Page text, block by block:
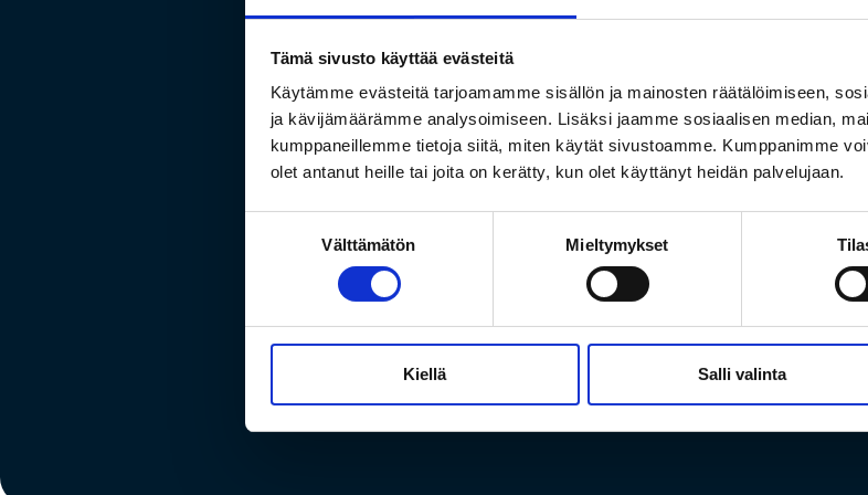
Tämä sivusto käyttää evästeitä
Käytämme evästeitä tarjoamamme sisällön ja mainosten räätälöimiseen,
ja kävijämäärämme analysoimiseen. Lisäksi jaamme sosiaalisen median,
kumppaneillemme tietoja siitä, miten käytät sivustoamme. Kumppanimme
olet antanut heille tai joita on kerätty, kun olet käyttänyt heidän palvelujaan.
Välttämätön Mieltymykset
Kiellä Salli valinta
Kesätyö,
Kesätyöntekijöitä puhelinpalveluun
Application deadline: 04.02.24